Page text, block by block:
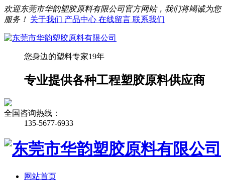
欢迎东莞市华韵塑胶原料有限公司官方网站，我们将竭诚为您
服务！ 关于我们 产品中心 在线留言 联系我们
您身边的塑料专家19年
专业提供各种工程塑胶原料供应商
全国咨询热线：
135-5677-6933
网站首页